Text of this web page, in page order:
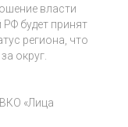
власти
будет принят
региона, что
округ.
«Лица